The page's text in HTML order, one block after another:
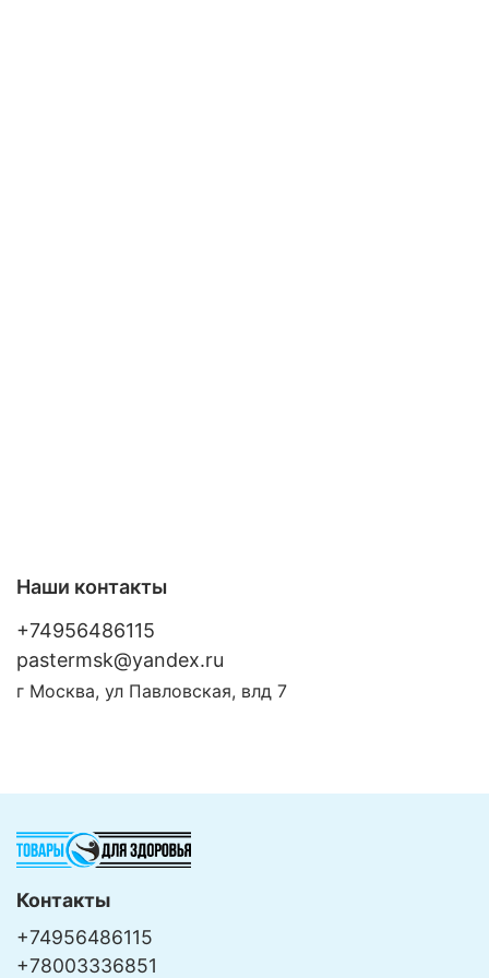
Наши контакты
+74956486115
pastermsk@yandex.ru
г Москва, ул Павловская, влд 7
Контакты
+74956486115
+78003336851